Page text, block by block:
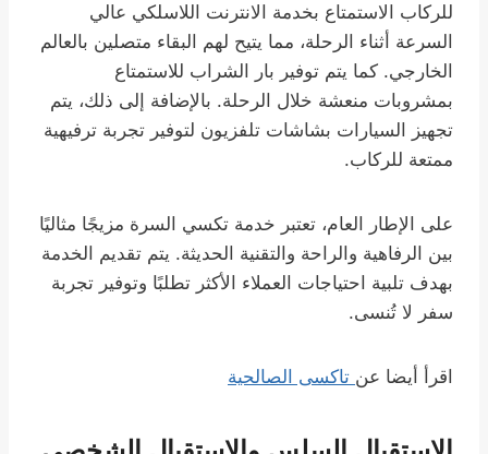
للركاب الاستمتاع بخدمة الانترنت اللاسلكي عالي
السرعة أثناء الرحلة، مما يتيح لهم البقاء متصلين بالعالم
الخارجي. كما يتم توفير بار الشراب للاستمتاع
بمشروبات منعشة خلال الرحلة. بالإضافة إلى ذلك، يتم
تجهيز السيارات بشاشات تلفزيون لتوفير تجربة ترفيهية
ممتعة للركاب.
على الإطار العام، تعتبر خدمة تكسي السرة مزيجًا مثاليًا
بين الرفاهية والراحة والتقنية الحديثة. يتم تقديم الخدمة
بهدف تلبية احتياجات العملاء الأكثر تطلبًا وتوفير تجربة
سفر لا تُنسى.
اقرأ أيضا عن تاكسى الصالحية